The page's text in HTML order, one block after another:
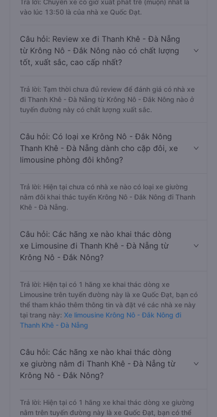
Trả lời: Chuyến xe có giờ xuất phát trễ (muộn) nhất là
vào lúc 13:50 là của nhà xe Quốc Đạt.
Câu hỏi: Review xe đi Thanh Khê - Đà Nẵng
từ Krông Nô - Đắk Nông nào có chất lượng
tốt, xuất sắc, cao cấp nhất?
Trả lời: Tạm thời chưa đủ review để đánh giá có nhà xe
đi Thanh Khê - Đà Nẵng từ Krông Nô - Đắk Nông nào ở
tuyến đường này có chất lượng xuất sắc.
Câu hỏi: Có loại xe Krông Nô - Đắk Nông
Thanh Khê - Đà Nẵng dành cho cặp đôi, xe
limousine phòng đôi không?
Trả lời: Hiện tại chưa có nhà xe nào có loại xe giường
nằm đôi khai thác tuyến Krông Nô - Đắk Nông đi Thanh
Khê - Đà Nẵng.
Câu hỏi: Các hãng xe nào khai thác dòng
xe Limousine đi Thanh Khê - Đà Nẵng từ
Krông Nô - Đắk Nông?
Trả lời: Hiện tại có 1 hãng xe khai thác dòng xe
Limousine trên tuyến đường này là xe Quốc Đạt, bạn có
thể tham khảo thêm thông tin và đặt vé các nhà xe này
tại trang này: Xe limousine Krông Nô - Đắk Nông đi
Thanh Khê - Đà Nẵng
Câu hỏi: Các hãng xe nào khai thác dòng
xe giường nằm đi Thanh Khê - Đà Nẵng từ
Krông Nô - Đắk Nông?
Trả lời: Hiện tại có 1 hãng xe khai thác dòng xe giường
nằm trên tuyến đường này là xe Quốc Đạt, bạn có thể